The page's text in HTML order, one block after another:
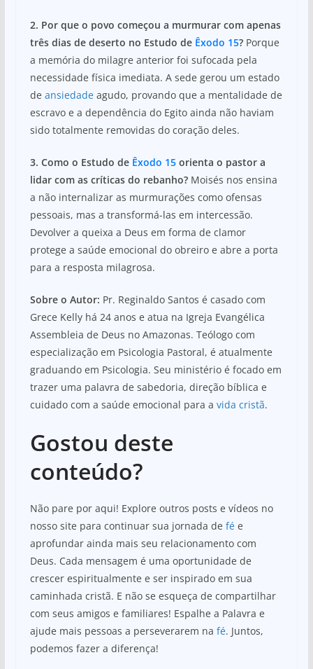
2. Por que o povo começou a murmurar com apenas
três dias de deserto no Estudo de Êxodo 15?Porque
a memória do milagre anterior foi sufocada pela
necessidade física imediata. A sede gerou um estado
de ansiedadeagudo, provando que a mentalidade de
escravo e a dependência do Egito ainda não haviam
sido totalmente removidas do coração deles.
3. Como o Estudo de Êxodo 15orienta o pastor a
lidar com as críticas do rebanho?Moisés nos ensina
a não internalizar as murmurações como ofensas
pessoais, mas a transformá-las em intercessão.
Devolver a queixa a Deus em forma de clamor
protege a saúde emocional do obreiro e abre a porta
para a resposta milagrosa.
Sobre o Autor: Pr. Reginaldo Santos é casado com
Grece Kelly há 24 anos e atua na Igreja Evangélica
Assembleia de Deus no Amazonas. Teólogo com
especialização em Psicologia Pastoral, é atualmente
graduando em Psicologia. Seu ministério é focado em
trazer uma palavra de sabedoria, direção bíblica e
cuidado com a saúde emocional para a vida cristã.
Gostou deste
conteúdo?
Não pare por aqui! Explore outros posts e vídeos no
nosso site para continuar sua jornada de fée
aprofundar ainda mais seu relacionamento com
Deus. Cada mensagem é uma oportunidade de
crescer espiritualmente e ser inspirado em sua
caminhada cristã. E não se esqueça de compartilhar
com seus amigos e familiares! Espalhe a Palavra e
ajude mais pessoas a perseverarem na fé. Juntos,
podemos fazer a diferença!